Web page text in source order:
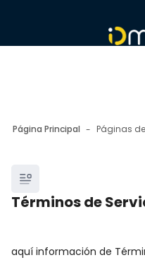
Página Principal Páginas
Bloques
Términos de
Bloques
aquí información de